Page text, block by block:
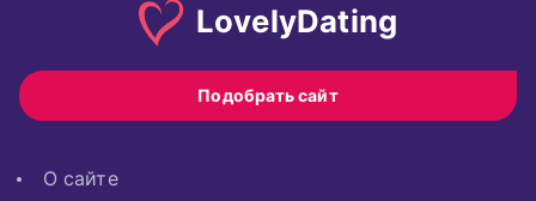
LovelyDating
Подобрать сайт
О сайте